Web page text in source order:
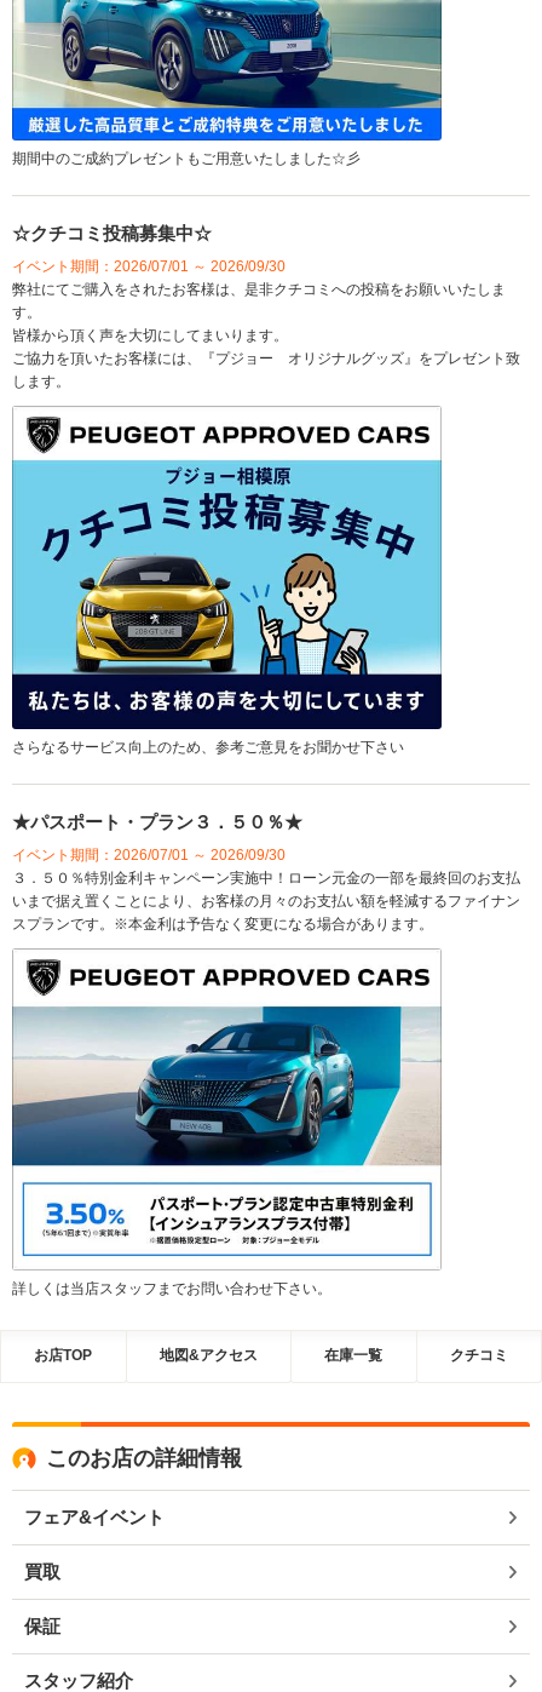
期間中のご成約プレゼントもご用意いたしました☆彡
☆クチコミ投稿募集中☆
イベント期間：2026/07/01 ～ 2026/09/30
弊社にてご購入をされたお客様は、是非クチコミへの投稿をお願いいたしま
す。
皆様から頂く声を大切にしてまいります。
ご協力を頂いたお客様には、『プジョー オリジナルグッズ』をプレゼント致
します。
さらなるサービス向上のため、参考ご意見をお聞かせ下さい
★パスポート・プラン３．５０％★
イベント期間：2026/07/01 ～ 2026/09/30
３．５０％特別金利キャンペーン実施中！ローン元金の一部を最終回のお支払
いまで据え置くことにより、お客様の月々のお支払い額を軽減するファイナン
スプランです。※本金利は予告なく変更になる場合があります。
詳しくは当店スタッフまでお問い合わせ下さい。
お店TOP 地図&アクセス 在庫一覧 クチコミ
このお店の詳細情報
フェア&イベント
買取
保証
スタッフ紹介